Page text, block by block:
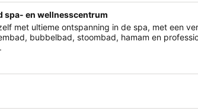
spa- en wellnesscentrum
met ultieme ontspanning in de spa, met een
bubbelbad, stoombad, hamam en